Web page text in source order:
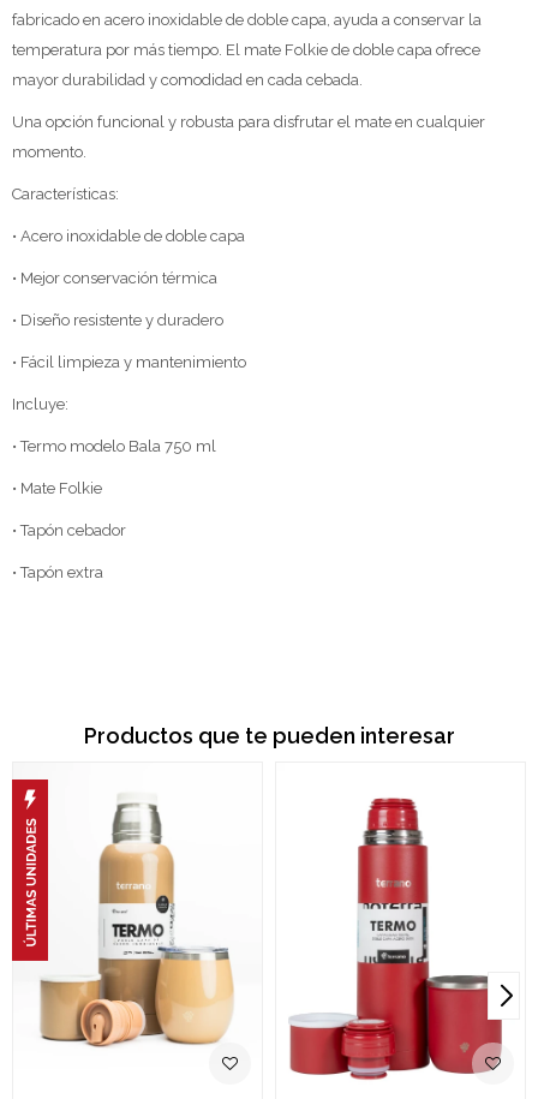
fabricado en acero inoxidable de doble capa, ayuda a conservar la
temperatura por más tiempo. El mate Folkie de doble capa ofrece
mayor durabilidad y comodidad en cada cebada.
Una opción funcional y robusta para disfrutar el mate en cualquier
momento.
Características:
• Acero inoxidable de doble capa
• Mejor conservación térmica
• Diseño resistente y duradero
• Fácil limpieza y mantenimiento
Incluye:
• Termo modelo Bala 750 ml
• Mate Folkie
• Tapón cebador
• Tapón extra
Productos que te pueden interesar